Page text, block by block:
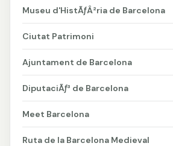
Museu d'HistÃƒÂ²ria de Barcelona
Ciutat Patrimoni
Ajuntament de Barcelona
DiputaciÃƒ³ de Barcelona
Meet Barcelona
Ruta de la Barcelona Medieval